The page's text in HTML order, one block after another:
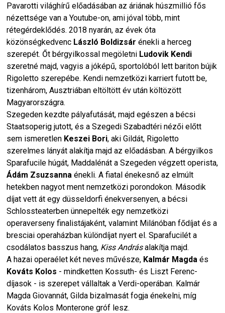
Pavarotti világhírű előadásában az áriának húszmillió fős
nézettsége van a Youtube-on, ami jóval több, mint
rétegérdeklődés. 2018 nyarán, az évek óta
közönségkedvenc László Boldizsár énekli a herceg
szerepét. Őt bérgyilkossal megöletni Ludovik Kendi
szeretné majd, vagyis a jóképű, sportolóból lett bariton bújik
Rigoletto szerepébe. Kendi nemzetközi karriert futott be,
tizenhárom, Ausztriában eltöltött év után költözött
Magyarországra.
Szegeden kezdte pályafutását, majd egészen a bécsi
Staatsoperig jutott, és a Szegedi Szabadtéri nézői előtt
sem ismeretlen Keszei Bori, aki Gildát, Rigoletto
szerelmes lányát alakítja majd az előadásban. A bérgyilkos
Sparafucile húgát, Maddalénát a Szegeden végzett operista,
Ádám Zsuzsanna énekli. A fiatal énekesnő az elmúlt
hetekben nagyot ment nemzetközi porondokon. Második
díjat vett át egy düsseldorfi énekversenyen, a bécsi
Schlossteaterben ünnepelték egy nemzetközi
operaverseny finalistájaként, valamint Milánóban fődíjat és a
bresciai operaházban különdíjat nyert el. Sparafucilét a
csodálatos basszus hang, Kiss Andrásalakítja majd.
A hazai operaélet két neves művésze, Kalmár Magda és
Kováts Kolos - mindketten Kossuth- és Liszt Ferenc-
díjasok - is szerepet vállaltak a Verdi-operában. Kalmár
Magda Giovannát, Gilda bizalmasát fogja énekelni, míg
Kováts Kolos Monterone gróf lesz.